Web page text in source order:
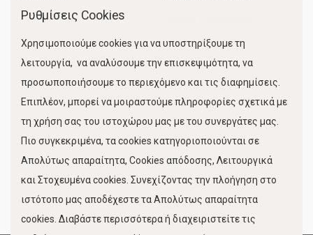
Κίνηση Λιμένος
FOLLOW US
Ρυθμίσεις Cookies
Χρησιμοποιούμε cookies για να υποστηρίξουμε τη
λειτουργία, να αναλύσουμε την επισκεψιμότητα, να
προσωποποιήσουμε το περιεχόμενο και τις διαφημίσεις.
Επιπλέον, μπορεί να μοιραστούμε πληροφορίες σχετικά με
τη χρήση σας του ιστοχώρου μας με του συνεργάτες μας.
Πιο συγκεκριμένα, τα cookies κατηγοριοποιούνται σε
Απολύτως απαραίτητα, Cookies απόδοσης, Λειτουργικά
και Στοχευμένα cookies. Συνεχίζοντας την πλοήγηση στο
ιστότοπο μας αποδέχεστε τα Απολύτως απαραίτητα
cookies. Διαβάστε περισσότερα ή διαχειριστείτε τις